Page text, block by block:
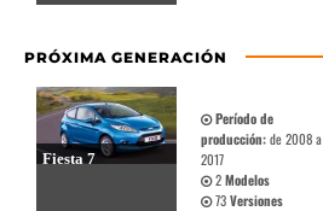
PRÓXIMA GENERACIÓN
Fiesta 7
Período de
producción:de 2008 a
2017
2Modelos
73Versiones